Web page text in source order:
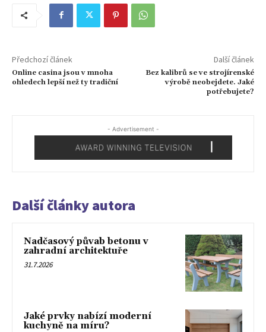
Předchozí článek
Online casina jsou v mnoha
ohledech lepší než ty tradiční
Další článek
Bez kalibrů se ve strojírenské
výrobě neobejdete. Jaké
potřebujete?
- Advertisement -
Další články autora
Nadčasový půvab betonu v
zahradní architektuře
31.7.2026
Jaké prvky nabízí moderní
kuchyně na míru?